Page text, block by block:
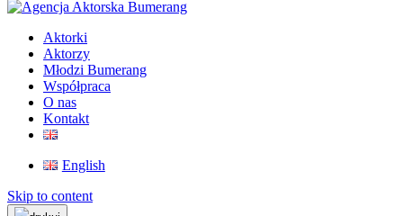
Aktorki
Aktorzy
Młodzi Bumerang
Współpraca
O nas
Kontakt
English
Skip to content